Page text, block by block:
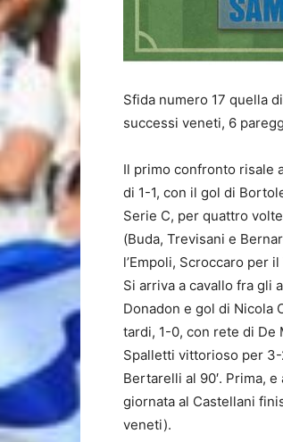
Sfida numero 17 quella
successi veneti, 6
Il primo confronto risale
di 1-1, con il gol di
Serie C, per quattro
(Buda, Trevisani e
l’Empoli, Scroccaro per
Si arriva a cavallo fra gli
Donadon e gol di Nicola
tardi, 1-0, con rete di De
Spalletti vittorioso per
Bertarelli al 90′. Prima,
giornata al Castellani
veneti).